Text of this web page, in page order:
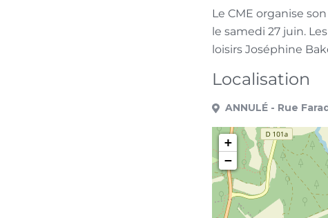
Le CME organise
le samedi 27 juin.
loisirs Joséphine
Localisation
ANNULÉ - Rue
+
−